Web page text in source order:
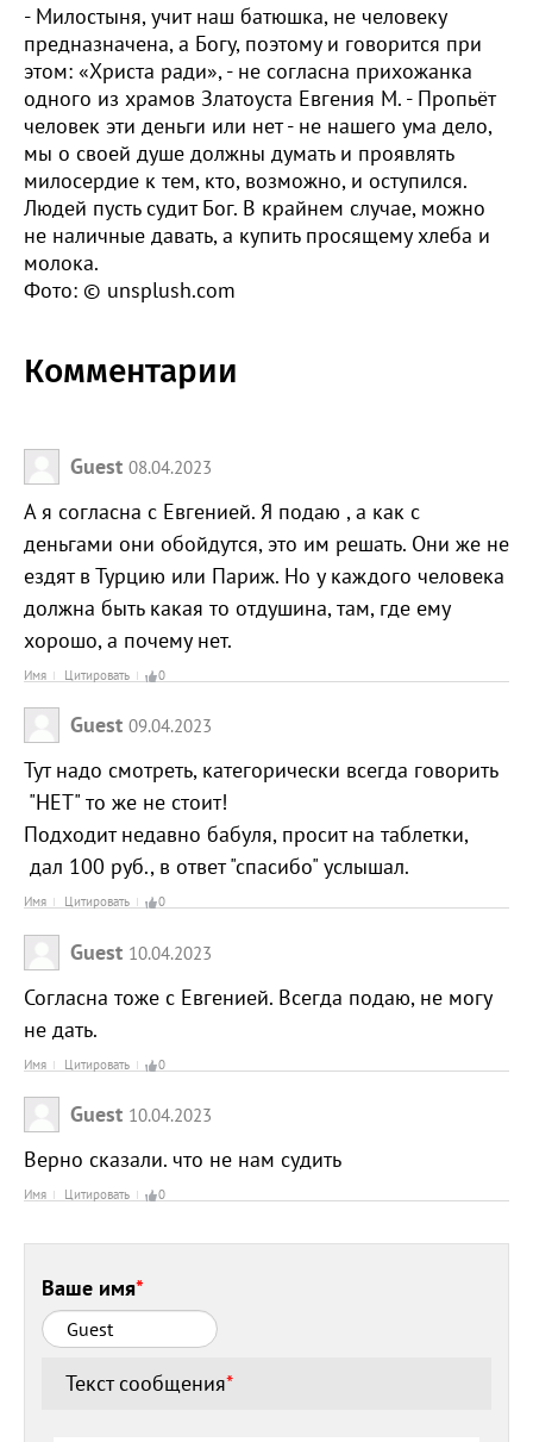
- Милостыня, учит наш батюшка, не человеку
предназначена, а Богу, поэтому и говорится при
этом: «Христа ради», - не согласна прихожанка
одного из храмов Златоуста Евгения М. - Пропьёт
человек эти деньги или нет - не нашего ума дело,
мы о своей душе должны думать и проявлять
милосердие к тем, кто, возможно, и оступился.
Людей пусть судит Бог. В крайнем случае, можно
не наличные давать, а купить просящему хлеба и
молока.
Фото: © unsplush.com
Комментарии
Guest 08.04.2023
А я согласна с Евгенией. Я подаю , а как с
деньгами они обойдутся, это им решать. Они же не
ездят в Турцию или Париж. Но у каждого человека
должна быть какая то отдушина, там, где ему
хорошо, а почему нет.
Имя Цитировать 0
Guest 09.04.2023
Тут надо смотреть, категорически всегда говорить
"НЕТ" то же не стоит!
Подходит недавно бабуля, просит на таблетки,
дал 100 руб., в ответ "спасибо" услышал.
Имя Цитировать 0
Guest 10.04.2023
Согласна тоже с Евгенией. Всегда подаю, не могу
не дать.
Имя Цитировать 0
Guest 10.04.2023
Верно сказали. что не нам судить
Имя Цитировать 0
Ваше имя*
Текст сообщения*